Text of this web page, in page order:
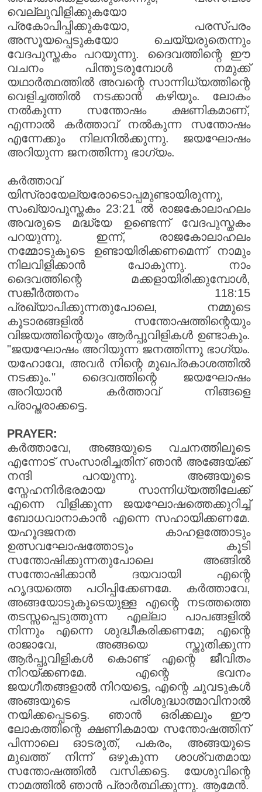
വെല്ലുവിളിക്കുകയോ
പ്രകോപിപ്പിക്കുകയോ, പരസ്പരം
അസൂയപ്പെടുകയോ ചെയ്യരുതെന്നും
വേദപുസ്തകം പറയുന്നു. ദൈവത്തിന്റെ ഈ
വചനം പിന്തുടരുമ്പോൾ നമുക്ക്
യഥാർത്ഥത്തിൽ അവന്റെ സാന്നിധ്യത്തിന്റെ
വെളിച്ചത്തിൽ നടക്കാൻ കഴിയും. ലോകം
നൽകുന്ന സന്തോഷം ക്ഷണികമാണ്,
എന്നാൽ കർത്താവ് നൽകുന്ന സന്തോഷം
എന്നേക്കും നിലനിൽക്കുന്നു. ജയഘോഷം
അറിയുന്ന ജനത്തിന്നു ഭാഗ്യം.
കർത്താവ്
യിസ്രായേല്യരോടൊപ്പമുണ്ടായിരുന്നു,
സംഖ്യാപുസ്തകം 23:21 ൽ രാജകോലാഹലം
അവരുടെ മദ്ധ്യേ ഉണ്ടെന്ന് വേദപുസ്തകം
പറയുന്നു. ഇന്ന്, രാജകോലാഹലം
നമ്മോടുകൂടെ ഉണ്ടായിരിക്കണമെന്ന് നാമും
നിലവിളിക്കാൻ പോകുന്നു. നാം
ദൈവത്തിന്റെ മക്കളായിരിക്കുമ്പോൾ,
സങ്കീർത്തനം 118:15
പ്രഖ്യാപിക്കുന്നതുപോലെ, നമ്മുടെ
കൂടാരങ്ങളിൽ സന്തോഷത്തിന്റെയും
വിജയത്തിന്റെയും ആർപ്പുവിളികൾ ഉണ്ടാകും.
"ജയഘോഷം അറിയുന്ന ജനത്തിന്നു ഭാഗ്യം.
യഹോവേ, അവർ നിന്റെ മുഖപ്രകാശത്തിൽ
നടക്കും." ദൈവത്തിന്റെ ജയഘോഷം
അറിയാൻ കർത്താവ് നിങ്ങളെ
പ്രാപ്തരാക്കട്ടെ.
PRAYER:
കർത്താവേ, അങ്ങയുടെ വചനത്തിലൂടെ
എന്നോട് സംസാരിച്ചതിന് ഞാൻ അങ്ങേയ്ക്ക്
നന്ദി പറയുന്നു. അങ്ങയുടെ
സ്നേഹനിർഭരമായ സാന്നിധ്യത്തിലേക്ക്
എന്നെ വിളിക്കുന്ന ജയഘോഷത്തെക്കുറിച്ച്
ബോധവാനാകാൻ എന്നെ സഹായിക്കണമേ.
യഹൂദജനത കാഹളത്തോടും
ഉത്സവഘോഷത്തോടും കൂടി
സന്തോഷിക്കുന്നതുപോലെ അങ്ങിൽ
സന്തോഷിക്കാൻ ദയവായി എന്റെ
ഹൃദയത്തെ പഠിപ്പിക്കേണമേ. കർത്താവേ,
അങ്ങയോടുകൂടെയുള്ള എന്റെ നടത്തത്തെ
തടസ്സപ്പെടുത്തുന്ന എല്ലാ പാപങ്ങളിൽ
നിന്നും എന്നെ ശുദ്ധീകരിക്കണമേ; എന്റെ
രാജാവേ, അങ്ങയെ സ്തുതിക്കുന്ന
ആർപ്പുവിളികൾ കൊണ്ട് എന്റെ ജീവിതം
നിറയ്ക്കണമേ. എന്റെ ഭവനം
ജയഗീതങ്ങളാൽ നിറയട്ടെ, എന്റെ ചുവടുകൾ
അങ്ങയുടെ പരിശുദ്ധാത്മാവിനാൽ
നയിക്കപ്പെടട്ടെ. ഞാൻ ഒരിക്കലും ഈ
ലോകത്തിന്റെ ക്ഷണികമായ സന്തോഷത്തിന്
പിന്നാലെ ഓടരുത്, പകരം, അങ്ങയുടെ
മുഖത്ത് നിന്ന് ഒഴുകുന്ന ശാശ്വതമായ
സന്തോഷത്തിൽ വസിക്കട്ടെ. യേശുവിന്റെ
നാമത്തിൽ ഞാൻ പ്രാർത്ഥിക്കുന്നു. ആമേൻ.